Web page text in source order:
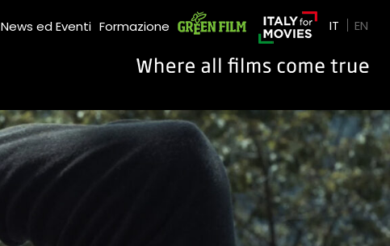
News ed Eventi Formazione Green Film IT EN